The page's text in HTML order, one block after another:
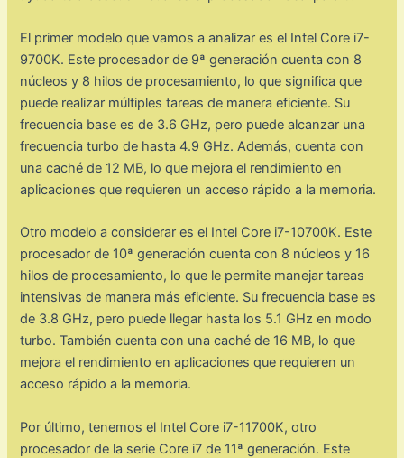
El primer modelo que vamos a analizar es el Intel Core i7-
9700K. Este procesador de 9ª generación cuenta con 8
núcleos y 8 hilos de procesamiento, lo que significa que
puede realizar múltiples tareas de manera eficiente. Su
frecuencia base es de 3.6 GHz, pero puede alcanzar una
frecuencia turbo de hasta 4.9 GHz. Además, cuenta con
una caché de 12 MB, lo que mejora el rendimiento en
aplicaciones que requieren un acceso rápido a la memoria.
Otro modelo a considerar es el Intel Core i7-10700K. Este
procesador de 10ª generación cuenta con 8 núcleos y 16
hilos de procesamiento, lo que le permite manejar tareas
intensivas de manera más eficiente. Su frecuencia base es
de 3.8 GHz, pero puede llegar hasta los 5.1 GHz en modo
turbo. También cuenta con una caché de 16 MB, lo que
mejora el rendimiento en aplicaciones que requieren un
acceso rápido a la memoria.
Por último, tenemos el Intel Core i7-11700K, otro
procesador de la serie Core i7 de 11ª generación. Este